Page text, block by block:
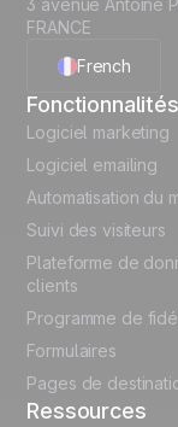
3 avenue Antoine
FRANCE
French
English
German
Italian
Fonctionnalités
Logiciel marketing
Logiciel emailing
Automatisation du
Suivi des visiteurs
Plateforme de
clients
Programme de
Formulaires
Pages de
Ressources